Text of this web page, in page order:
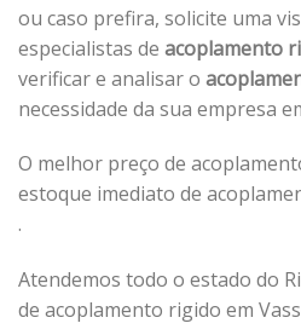
ou caso prefira, solicite uma
especialistas de acoplamento
verificar e analisar o
necessidade da sua empresa
O melhor preço de
estoque imediato de
.
Atendemos todo o estado do
de acoplamento rigido em